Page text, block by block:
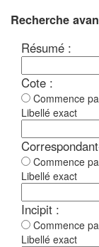
Recherche
Résumé :
Cote :
Commence
Libellé exact
Commence
Libellé exact
Incipit :
Commence
Libellé exact